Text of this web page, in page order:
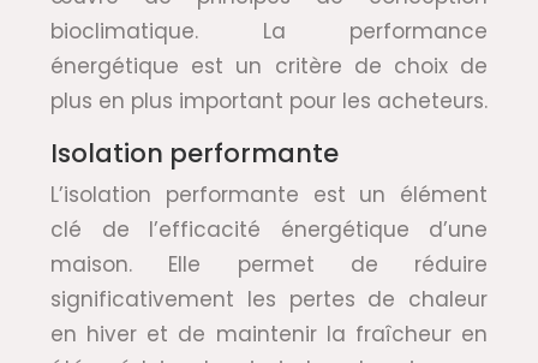
bioclimatique. La performance
énergétique est un critère de choix de
plus en plus important pour les acheteurs.
Isolation performante
L’isolation performante est un élément
clé de l’efficacité énergétique d’une
maison. Elle permet de réduire
significativement les pertes de chaleur
en hiver et de maintenir la fraîcheur en